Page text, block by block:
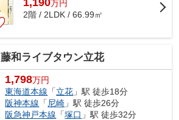
1,190万円
2階 / 2LDK / 66.99㎡
藤和ライブタウン立花
1,798万円
東海道本線 「立花 」駅 徒歩18分
阪神本線 「 尼崎 」駅 徒歩26分
阪急神戸本線 「塚口 」駅 徒歩32分